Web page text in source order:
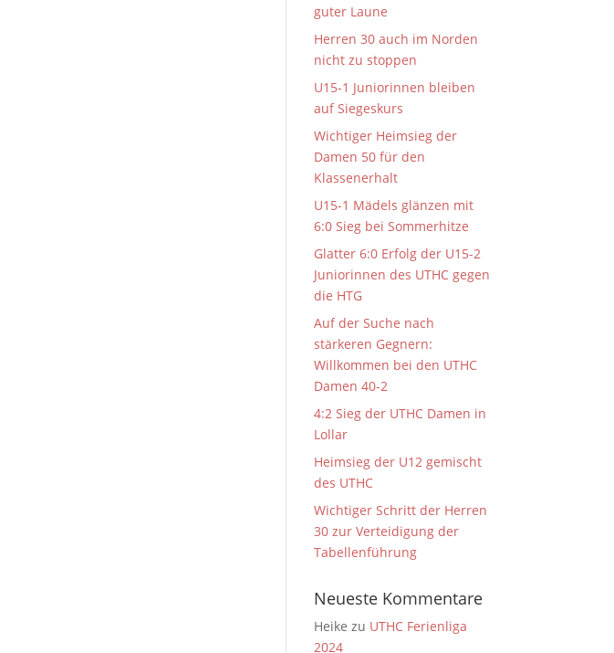
guter Laune
Herren 30 auch im Norden
nicht zu stoppen
U15-1 Juniorinnen bleiben
auf Siegeskurs
Wichtiger Heimsieg der
Damen 50 für den
Klassenerhalt
U15-1 Mädels glänzen mit
6:0 Sieg bei Sommerhitze
Glatter 6:0 Erfolg der U15-2
Juniorinnen des UTHC gegen
die HTG
Auf der Suche nach
stärkeren Gegnern:
Willkommen bei den UTHC
Damen 40-2
4:2 Sieg der UTHC Damen in
Lollar
Heimsieg der U12 gemischt
des UTHC
Wichtiger Schritt der Herren
30 zur Verteidigung der
Tabellenführung
Neueste Kommentare
Heike zu UTHC Ferienliga
2024